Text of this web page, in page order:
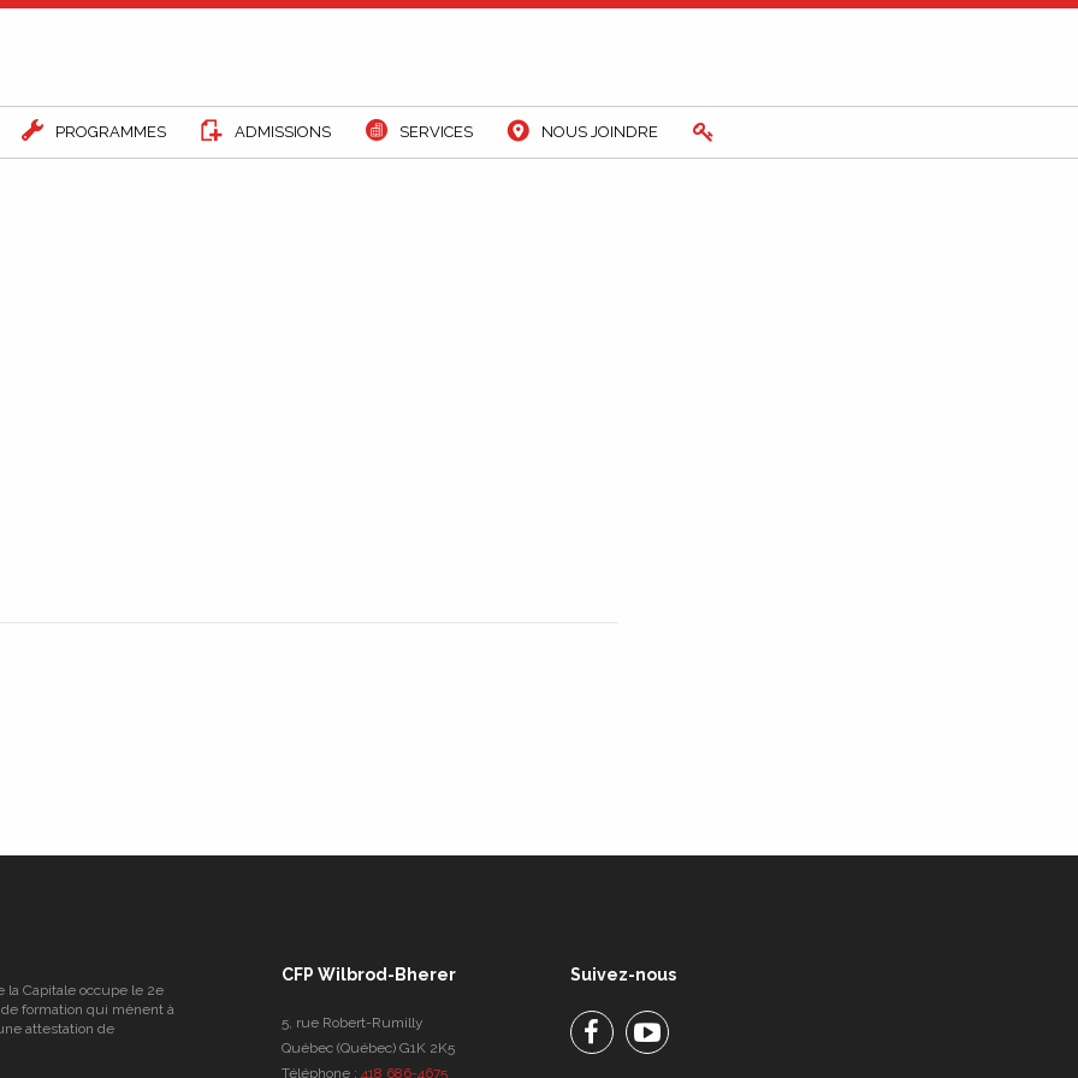
PROGRAMMES ADMISSIONS SERVICES NOUS JOINDRE
la Capitale occupe le 2e
formation qui mènent à
attestation de
CFP Wilbrod-Bherer
5, rue Robert-Rumilly
Québec (Québec) G1K 2K5
Téléphone : 418 686-4675
Suivez-nous
FacebookFacebook